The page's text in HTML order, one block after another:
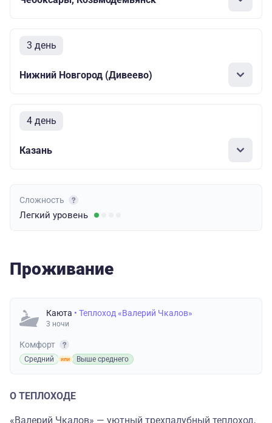
3 день
Нижний Новгород (Дивеево)
4 день
Казань
Сложность
Легкий уровень
Проживание
Каюта • Теплоход «Валерий Чкалов»
3 ночи
Комфорт
Средний Выше среднего
О ТЕПЛОХОДЕ
«Валерий Чкалов» — уютный трехпалубный теплоход,